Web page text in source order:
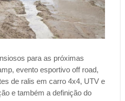
para as próximas
evento esportivo off road,
de ralis em carro 4x4, UTV e
e também a definição do